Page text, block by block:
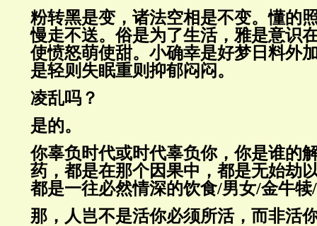
粉转黑是变，诸法空相是不变。懂的
慢走不送。俗是为了生活，雅是意识
使愤怒萌使甜。小确幸是好梦日料外
是轻则失眠重则抑郁闷闷。
凌乱吗？
是的。
你辜负时代或时代辜负你，你是谁的
药，都是在那个因果中，都是无始劫
都是一往必然情深的饮食/男女/金牛犊/
那，人岂不是活你必须所活，而非活